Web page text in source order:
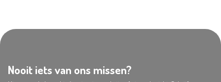
Nooit iets van ons missen?